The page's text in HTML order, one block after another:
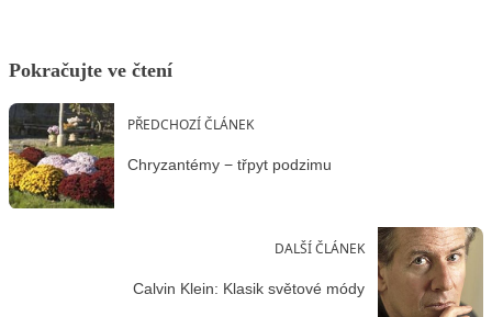
Pokračujte ve čtení
PŘEDCHOZÍ ČLÁNEK
Chryzantémy − třpyt podzimu
DALŠÍ ČLÁNEK
Calvin Klein: Klasik světové módy